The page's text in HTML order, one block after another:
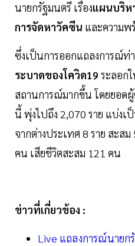
นายกรัฐมนตรี เรื่องแผนบริห
การจัดหาวัคซีน และความพ
ซึ่งเป็นการออกแถลงการณ์ท่
ระบาดของโควิด19 ระลอก
สถานการณ์มากขึ้น โดยยอด
นี้ พุ่งไปถึง 2,070 ราย แบ่งเ
จากต่างประเทศ 8 ราย สะส
คน เสียชีวิตสะสม 121 คน
ข่าวที่เกี่ยวข้อง :
Live แถลงการณ์นายก